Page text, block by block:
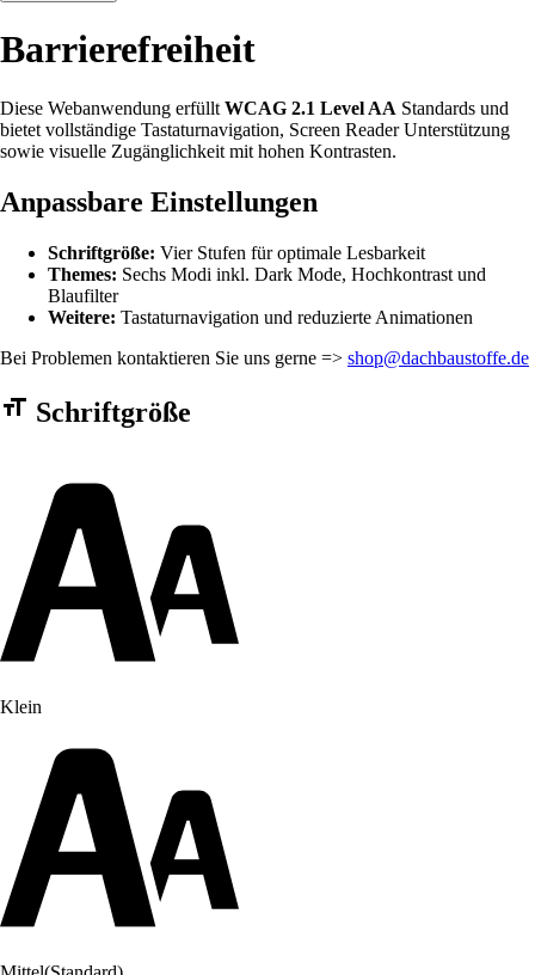
Barrierefreiheit
Diese Webanwendung erfüllt WCAG 2.1 Level AA Standards und
bietet vollständige Tastaturnavigation, Screen Reader Unterstützung
sowie visuelle Zugänglichkeit mit hohen Kontrasten.
Anpassbare Einstellungen
Schriftgröße: Vier Stufen für optimale Lesbarkeit
Themes: Sechs Modi inkl. Dark Mode, Hochkontrast und
Blaufilter
Weitere: Tastaturnavigation und reduzierte Animationen
Bei Problemen kontaktieren Sie uns gerne => shop@dachbaustoffe.de
Barrierefreiheit Einstellungen Formular
Schriftgröße
Klein